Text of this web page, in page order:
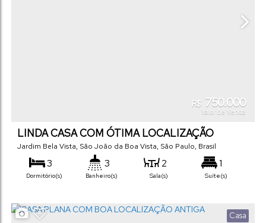
R$ 750.000
Valor de Venda
LINDA CASA COM ÓTIMA LOCALIZAÇÃO
Jardim Bela Vista, São João da Boa Vista, São Paulo, Brasil
3
Dormitório(s)
3
Banheiro(s)
2
Sala(s)
1
Suíte(s)
Casa